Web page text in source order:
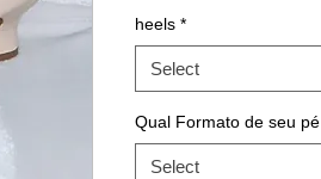
heels *
Select
Qual Formato de seu pé
Select